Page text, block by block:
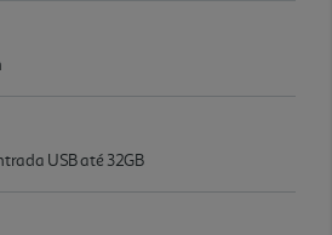
USB até 32GB